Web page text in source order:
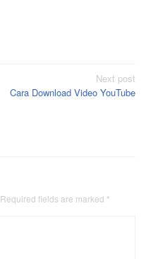
Next post
Cara Download Video YouTube
Required fields are marked *